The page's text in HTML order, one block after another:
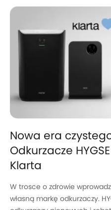
Nowa era
Odkurzacze
Klarta
W trosce o zdrowie
własną markę odkurzaczy.